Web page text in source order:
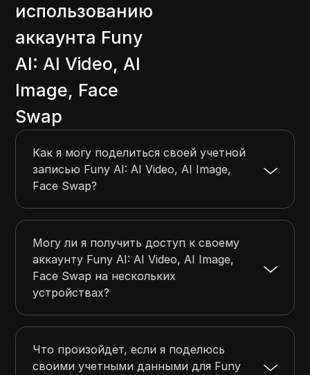
использованию
аккаунта Funy
AI: AI Video, AI
Image, Face
Swap
Как я могу поделиться своей учетной
записью Funy AI: AI Video, AI Image,
Face Swap?
Могу ли я получить доступ к своему
аккаунту Funy AI: AI Video, AI Image,
Face Swap на нескольких
устройствах?
Что произойдет, если я поделюсь
своими учетными данными для Funy